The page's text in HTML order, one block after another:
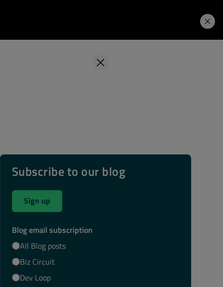
Subscribe to our blog
Sign up
Blog email subscription
All Blog posts
Biz Circuit
Dev Loop